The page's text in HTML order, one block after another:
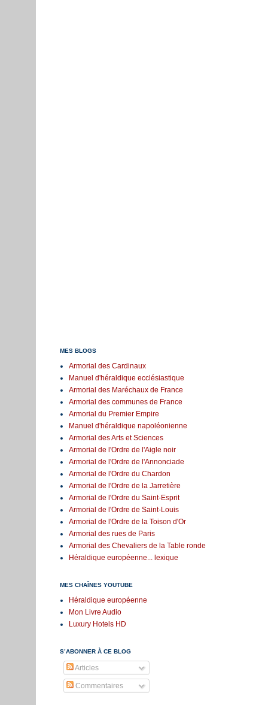
MES BLOGS
Armorial des Cardinaux
Manuel d'héraldique ecclésiastique
Armorial des Maréchaux de France
Armorial des communes de France
Armorial du Premier Empire
Manuel d'héraldique napoléonienne
Armorial des Arts et Sciences
Armorial de l'Ordre de l'Aigle noir
Armorial de l'Ordre de l'Annonciade
Armorial de l'Ordre du Chardon
Armorial de l'Ordre de la Jarretière
Armorial de l'Ordre du Saint-Esprit
Armorial de l'Ordre de Saint-Louis
Armorial de l'Ordre de la Toison d'Or
Armorial des rues de Paris
Armorial des Chevaliers de la Table ronde
Héraldique européenne... lexique
MES CHAÎNES YOUTUBE
Héraldique européenne
Mon Livre Audio
Luxury Hotels HD
S’ABONNER À CE BLOG
Articles
Commentaires